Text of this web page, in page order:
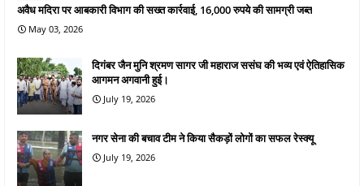
अवैध मदिरा पर आबकारी विभाग की सख्त कार्रवाई, 16,000 रुपये की सामग्री जब्त
May 03, 2026
दिगंबर जैन मुनि श्रमण सागर जी महाराज ससंघ की भव्य एवं ऐतिहासिक
आगमन अगवानी हुई।
July 19, 2026
नगर सेना की बचाव टीम ने किया सैकड़ों लोगों का सफल रेस्क्यू
July 19, 2026